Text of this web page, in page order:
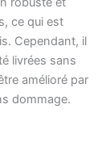
tissus
lourds,
des
les
ce qui est
Cependant, il
livrées sans
amélioré par
dommage.